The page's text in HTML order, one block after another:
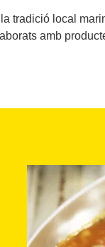
tradició local
amb